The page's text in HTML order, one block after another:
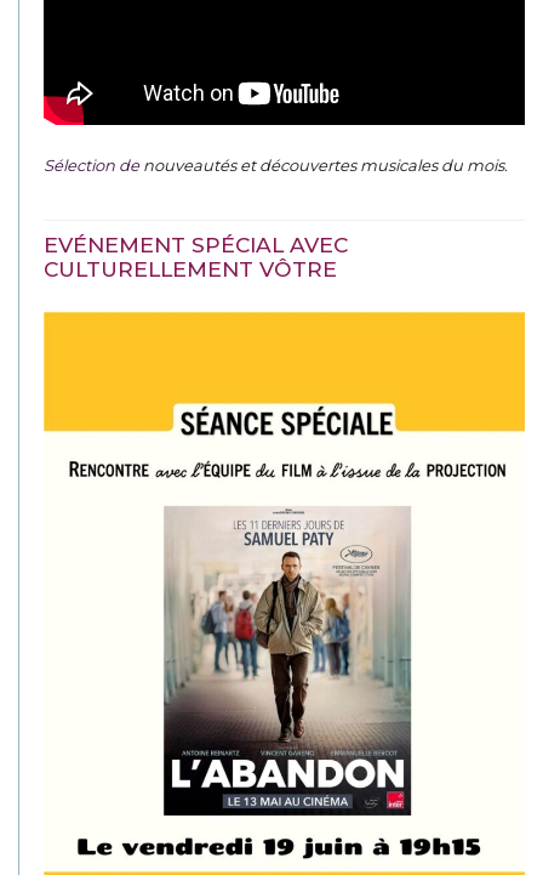
Sélection denouveautés et découvertes musicales du mois.
EVÉNEMENT SPÉCIAL AVEC
CULTURELLEMENT VÔTRE